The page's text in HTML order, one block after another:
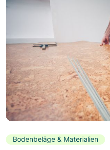
Bodenbeläge & Materialien